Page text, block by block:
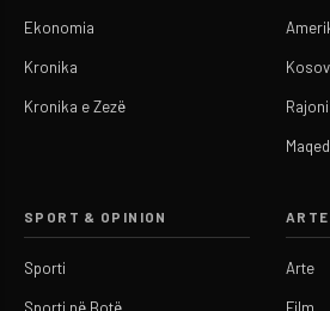
Ekonomia
Kronika
Kronika e Zezë Rajoni
SPORT & OPINION
Sporti
ARTE
Arte